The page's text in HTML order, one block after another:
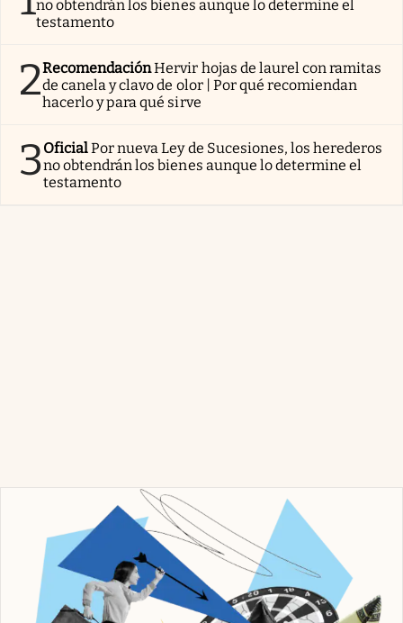
no obtendrán los bienes aunque lo determine el
testamento
2RecomendaciónHervir hojas de laurel con ramitas
de canela y clavo de olor | Por qué recomiendan
hacerlo y para qué sirve
3OficialPor nueva Ley de Sucesiones, los herederos
no obtendrán los bienes aunque lo determine el
testamento